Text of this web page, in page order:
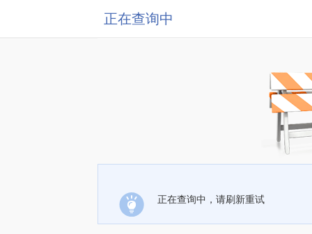
正在查询中
正在查询中，请刷新重试